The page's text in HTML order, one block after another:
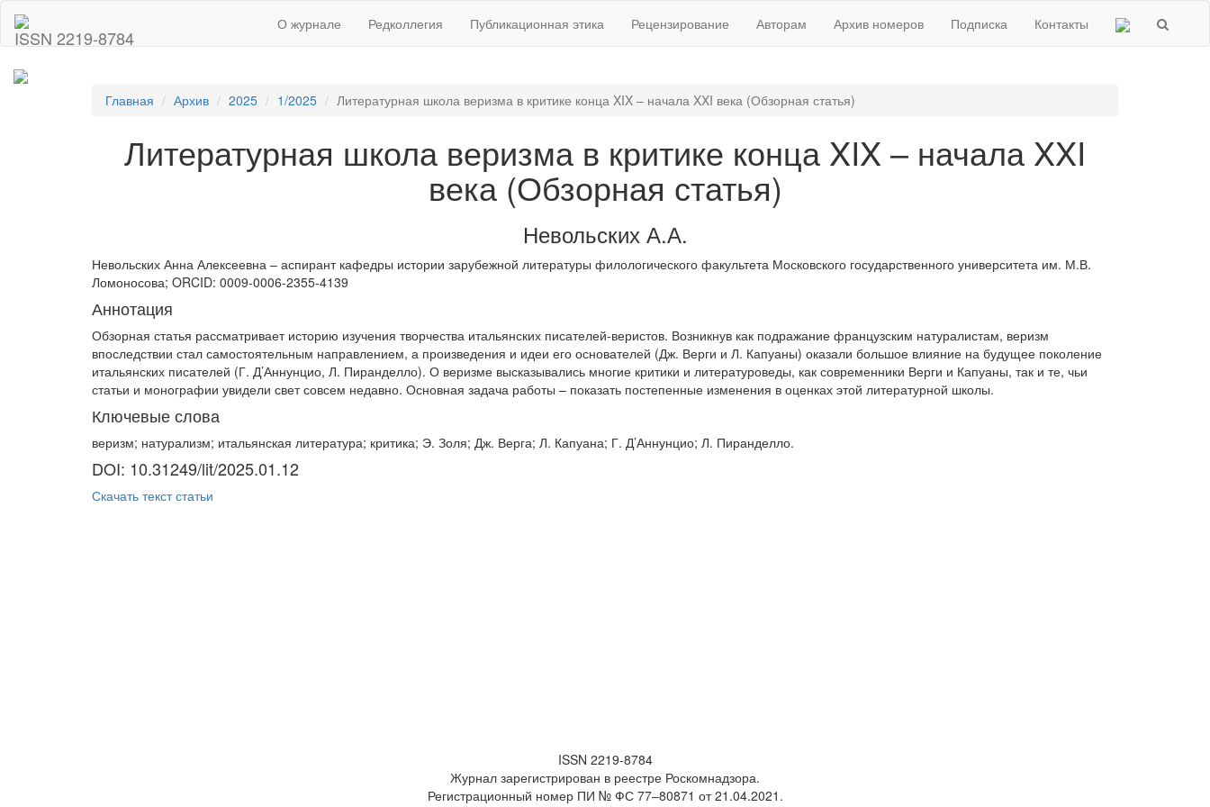
ISSN 2219-8784
О журнале Редколлегия Публикационная этика Рецензирование Авторам Архив номеров Подписка Контакты
Главная Архив 2025 1/2025 Литературная школа веризма в критике конца XIX – начала XXI века (Обзорная статья)
Литературная школа веризма в критике конца XIX – начала XXI
века (Обзорная статья)
Невольских А.А.
Невольских Анна Алексеевна – аспирант кафедры истории зарубежной литературы филологического факультета Московского государственного университета им. М.В.
Ломоносова; ORCID: 0009-0006-2355-4139
Аннотация
Обзорная статья рассматривает историю изучения творчества итальянских писателей-веристов. Возникнув как подражание французским натуралистам, веризм
впоследствии стал самостоятельным направлением, а произведения и идеи его основателей (Дж. Верги и Л. Капуаны) оказали большое влияние на будущее поколение
итальянских писателей (Г. Д’Аннунцио, Л. Пиранделло). О веризме высказывались многие критики и литературоведы, как современники Верги и Капуаны, так и те, чьи
статьи и монографии увидели свет совсем недавно. Основная задача работы – показать постепенные изменения в оценках этой литературной школы.
Ключевые слова
веризм; натурализм; итальянская литература; критика; Э. Золя; Дж. Верга; Л. Капуана; Г. Д’Аннунцио; Л. Пиранделло.
DOI: 10.31249/lit/2025.01.12
Скачать текст статьи
ISSN 2219-8784
Журнал зарегистрирован в реестре Роскомнадзора.
Регистрационный номер ПИ № ФС 77–80871 от 21.04.2021.